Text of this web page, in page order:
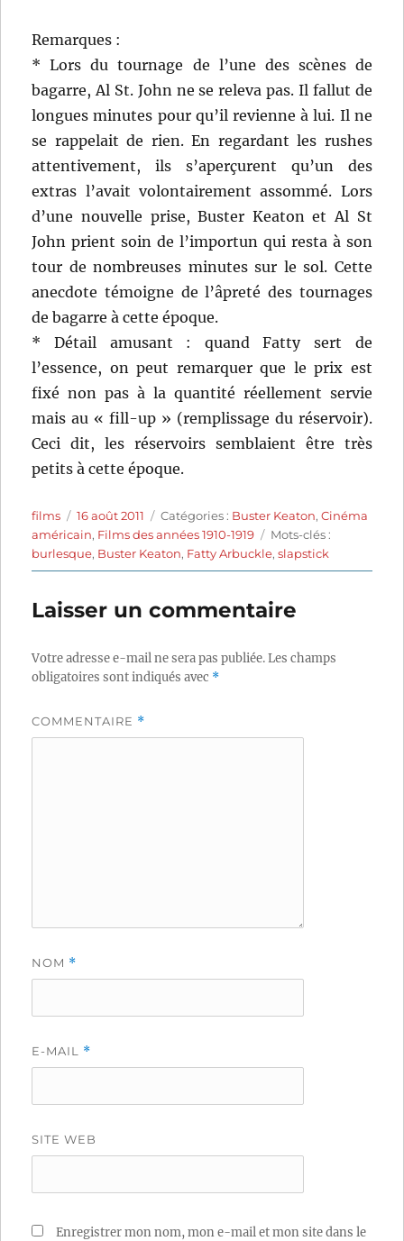
Remarques :
* Lors du tournage de l’une des scènes de
bagarre, Al St. John ne se releva pas. Il fallut de
longues minutes pour qu’il revienne à lui. Il ne
se rappelait de rien. En regardant les rushes
attentivement, ils s’aperçurent qu’un des
extras l’avait volontairement assommé. Lors
d’une nouvelle prise, Buster Keaton et Al St
John prient soin de l’importun qui resta à son
tour de nombreuses minutes sur le sol. Cette
anecdote témoigne de l’âpreté des tournages
de bagarre à cette époque.
* Détail amusant : quand Fatty sert de
l’essence, on peut remarquer que le prix est
fixé non pas à la quantité réellement servie
mais au « fill-up » (remplissage du réservoir).
Ceci dit, les réservoirs semblaient être très
petits à cette époque.
Auteur
films
Publié
le
16 août 2011 Catégories
Catégories : Buster Keaton,Cinéma
américain, Films des années 1910-1919 Étiquettes
Mots-clés :
burlesque, Buster Keaton, Fatty Arbuckle,slapstick
Laisser un commentaire
Votre adresse e-mail ne sera pas publiée.Les champs
obligatoires sont indiqués avec *
COMMENTAIRE *
NOM *
E-MAIL *
SITE WEB
Enregistrer mon nom, mon e-mail et mon site dans le